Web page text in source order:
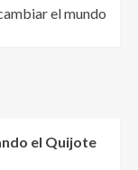
el mundo
el Quijote